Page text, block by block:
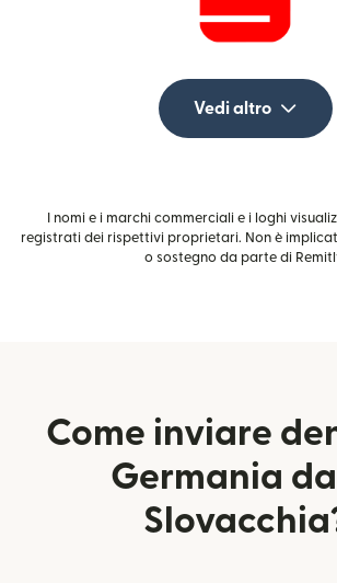
Vedi altro
I nomi e i marchi commerciali e i loghi
registrati dei rispettivi proprietari. Non è
o sostegno da parte di
Come inviare
Germania